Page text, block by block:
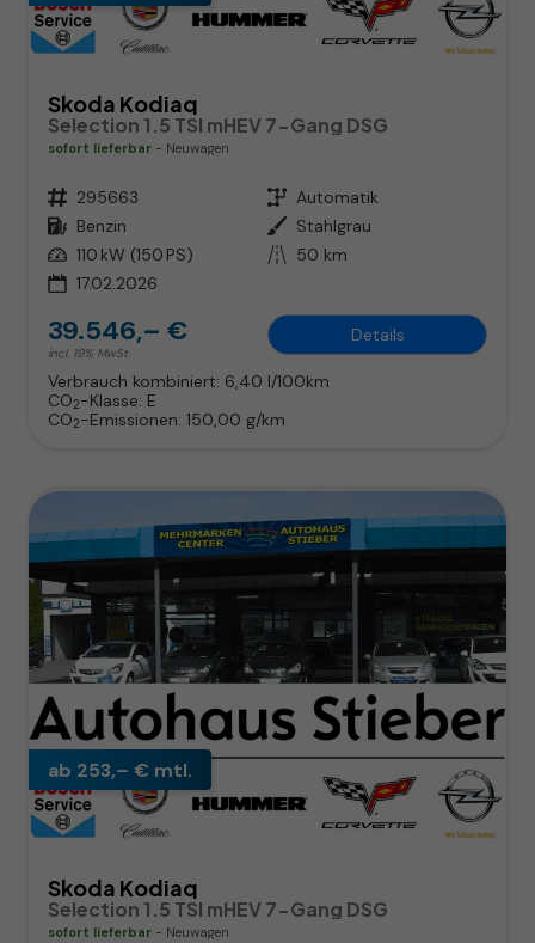
Skoda Kodiaq
Selection 1.5 TSI mHEV 7-Gang DSG
sofort lieferbar Neuwagen
Fahrzeugnr. 295663 Getriebe Automatik
Kraftstoff Benzin Außenfarbe Stahlgrau
Leistung 110 kW (150 PS) Kilometerstand 50 km
17.02.2026
39.546,– €
incl. 19% MwSt.
Details
Verbrauch kombiniert: 6,40 l/100km
CO2-Klasse: E
CO2-Emissionen: 150,00 g/km
ab 253,– € mtl.
Skoda Kodiaq
Selection 1.5 TSI mHEV 7-Gang DSG
sofort lieferbar Neuwagen